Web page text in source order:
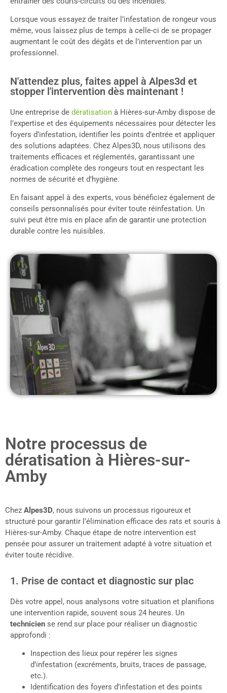
Lorsque vous essayez de traiter l’infestation de rongeur vous
même, vous laissez plus de temps à celle-ci de se propager
augmentant le coût des dégâts et de l’intervention par un
professionnel.
N'attendez plus, faites appel à Alpes3d et
stopper l'intervention dès maintenant !
Une entreprise de dératisation à Hières-sur-Amby dispose de
l’expertise et des équipements nécessaires pour détecter les
foyers d’infestation, identifier les points d’entrée et appliquer
des solutions adaptées. Chez Alpes3D, nous utilisons des
traitements efficaces et réglementés, garantissant une
éradication complète des rongeurs tout en respectant les
normes de sécurité et d’hygiène.
En faisant appel à des experts, vous bénéficiez également de
conseils personnalisés pour éviter toute réinfestation. Un
suivi peut être mis en place afin de garantir une protection
durable contre les nuisibles.
Notre processus de
dératisation à Hières-sur-
Amby
Chez Alpes3D, nous suivons un processus rigoureux et
structuré pour garantir l’élimination efficace des rats et souris à
Hières-sur-Amby. Chaque étape de notre intervention est
pensée pour assurer un traitement adapté à votre situation et
éviter toute récidive.
1. Prise de contact et diagnostic sur plac
Dès votre appel, nous analysons votre situation et planifions
une intervention rapide, souvent sous 24 heures. Un
technicien se rend sur place pour réaliser un diagnostic
approfondi :
Inspection des lieux pour repérer les signes
d’infestation (excréments, bruits, traces de passage,
etc.).
Identification des foyers d’infestation et des points